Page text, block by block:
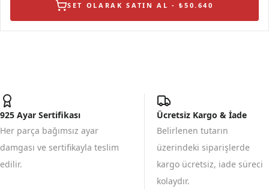
SET OLARAK SATIN AL - ₺50.640
925 Ayar Sertifikası
Her parça bağımsız ayar
damgası ve sertifikayla teslim
edilir.
Ücretsiz Kargo & İade
Belirlenen tutarın
üzerindeki siparişlerde
kargo ücretsiz, iade süreci
kolaydır.